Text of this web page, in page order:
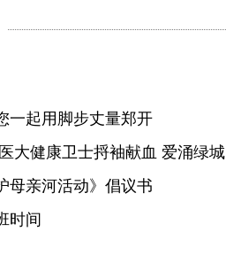
一起用脚步丈量郑开
大健康卫士捋袖献血 爱涌绿城
母亲河活动》倡议书
时间